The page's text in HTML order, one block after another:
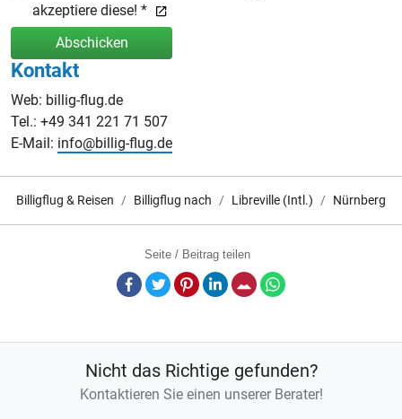
akzeptiere diese! *
Abschicken
Kontakt
Web: billig-flug.de
Tel.: +49 341 221 71 507
E-Mail: info@billig-flug.de
Billigflug & Reisen Billigflug nach Libreville (Intl.) Nürnberg
Seite / Beitrag teilen
Facebook
TwitterPinterestLinkedInE-Mail
Nicht das Richtige gefunden?
Kontaktieren Sie einen unserer Berater!